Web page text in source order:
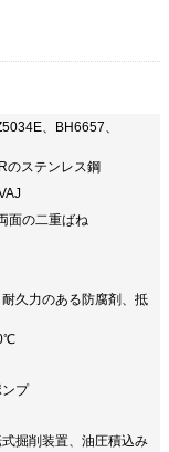
、BH6657、
のステンレス鋼
面の二重ばね
久力のある防腐剤、抵
プ
掘削装置、油圧積込み